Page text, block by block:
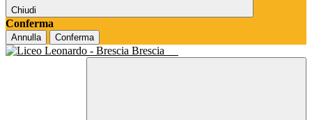
Chiudi
Conferma
Annulla Conferma
Brescia